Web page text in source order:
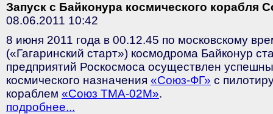
Запуск с Байконура космического корабля
08.06.2011 10:42
8 июня 2011 года в 00.12.45 по московскому
(«Гагаринский старт») космодрома Байконур
предприятий Роскосмоса осуществлен
космического назначения «Союз-ФГ» с
кораблем «Союз ТМА-02М».
подробнее...